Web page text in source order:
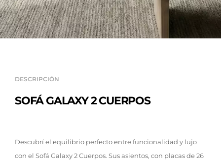
DESCRIPCIÓN
SOFÁ GALAXY 2 CUERPOS
Descubrí el equilibrio perfecto entre funcionalidad y lujo
con el Sofá Galaxy 2 Cuerpos. Sus asientos, con placas de 26